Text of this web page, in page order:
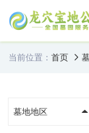
当前位置： 首页
墓地地区